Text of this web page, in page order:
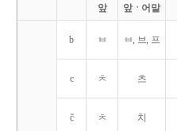
앞
앞ㆍ어말
b ㅂ ㅂ, 브, 프
c ㅊ 츠
č ㅊ 치